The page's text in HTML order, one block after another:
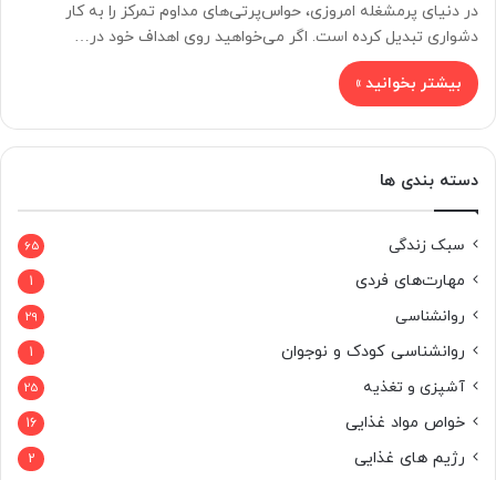
در دنیای پرمشغله امروزی، حواس‌پرتی‌های مداوم تمرکز را به کار
دشواری تبدیل کرده است. اگر می‌خواهید روی اهداف خود در…
بیشتر بخوانید »
دسته بندی ها
سبک زندگی 65
مهارت‌های فردی 1
روانشناسی 29
روانشناسی کودک و نوجوان 1
آشپزی و تغذیه 25
خواص مواد غذایی 16
رژیم های غذایی 2